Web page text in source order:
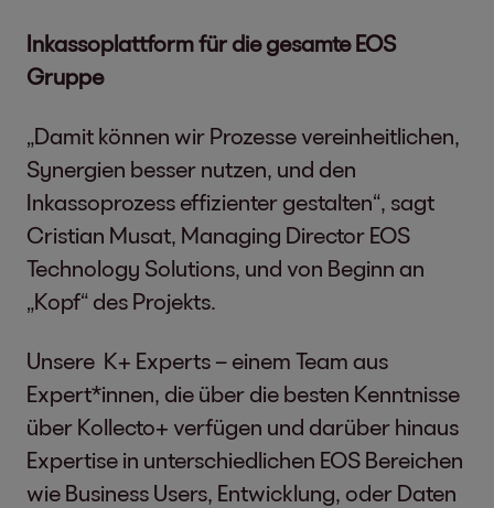
Inkassoplattform für die gesamte EOS
Gruppe
„Damit können wir Prozesse vereinheitlichen,
Synergien besser nutzen, und den
Inkassoprozess effizienter gestalten“, sagt
Cristian Musat, Managing Director EOS
Technology Solutions, und von Beginn an
„Kopf“ des Projekts.
Unsere K+ Experts – einem Team aus
Expert*innen, die über die besten Kenntnisse
über Kollecto+ verfügen und darüber hinaus
Expertise in unterschiedlichen EOS Bereichen
wie Business Users, Entwicklung, oder Daten